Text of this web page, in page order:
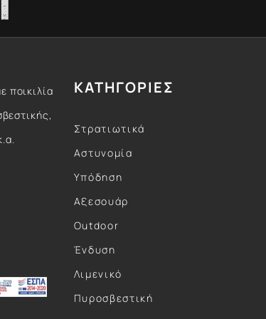
ποικιλία
ΚΑΤΗΓΟΡΙΕΣ
Στρατιωτικά
Αστυνομία
Υπόδηση
Αξεσουάρ
Outdoor
Ένδυση
Λιμενικό
Πυροσβεστική